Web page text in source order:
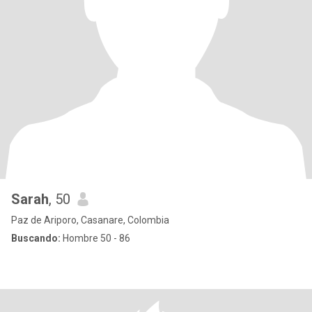
Sarah, 50
Paz de Ariporo, Casanare, Colombia
Buscando: Hombre 50 - 86